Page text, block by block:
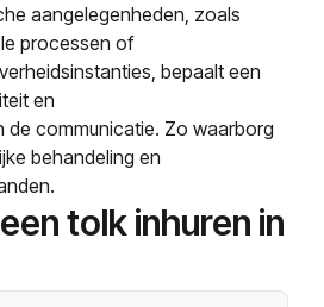
aangelegenheden, zoals
processen of
bepaalt een
en
de communicatie. Zo waarborg
behandeling en
tolk inhuren in